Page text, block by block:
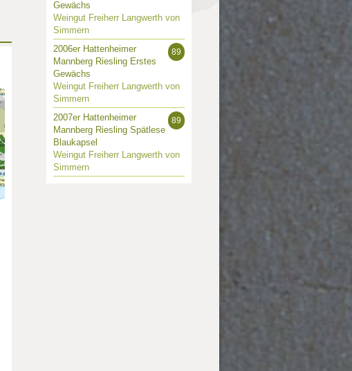
Gewächs
Weingut Freiherr Langwerth von
Simmern
89
2006er Hattenheimer
Mannberg Riesling Erstes
Gewächs
Weingut Freiherr Langwerth von
Simmern
89
2007er Hattenheimer
Mannberg Riesling Spätlese
Blaukapsel
Weingut Freiherr Langwerth von
Simmern